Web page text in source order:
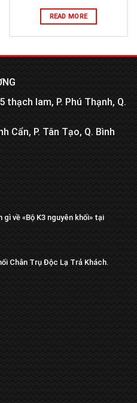
READ MORE
lam, P. Phú Thạnh, Q.
Cẩn, P. Tân Tạo, Q. Bình
gì về «Bộ K3 nguyên khối» tại
Chân Trụ Độc Lạ Trả Khách.